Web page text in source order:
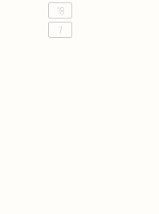
18
7